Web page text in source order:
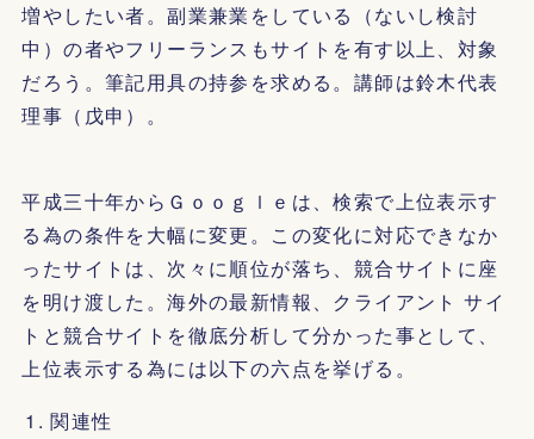
増やしたい者。副業兼業をしている（ないし検討
中）の者やフリーランスもサイトを有す以上、対象
だろう。筆記用具の持参を求める。講師は鈴木代表
理事（戊申）。
平成三十年からＧｏｏｇｌｅは、検索で上位表示す
る為の条件を大幅に変更。この変化に対応できなか
ったサイトは、次々に順位が落ち、競合サイトに座
を明け渡した。海外の最新情報、クライアント サイ
トと競合サイトを徹底分析して分かった事として、
上位表示する為には以下の六点を挙げる。
関連性